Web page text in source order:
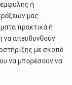
έμφυλης ή
μας
πρακτικά ή
να απευθυνθούν
με σκοπό
να μπορέσουν να